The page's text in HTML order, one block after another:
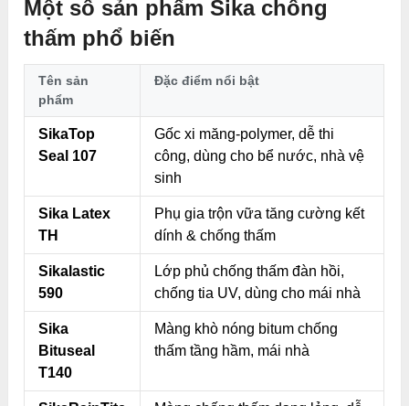
Một số sản phẩm Sika chống
thấm phổ biến
Tên sản
phẩm
Đặc điểm nổi bật
SikaTop
Seal 107
Gốc xi măng-polymer, dễ thi
công, dùng cho bể nước, nhà vệ
sinh
Sika Latex
TH
Phụ gia trộn vữa tăng cường kết
dính & chống thấm
Sikalastic
590
Lớp phủ chống thấm đàn hồi,
chống tia UV, dùng cho mái nhà
Sika
Bituseal
T140
Màng khò nóng bitum chống
thấm tầng hầm, mái nhà